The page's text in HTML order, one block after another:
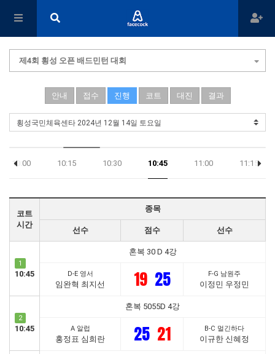
제4회 횡성 오픈 배드민턴 대회
안내 접수 진행 코트 대진 결과
10:00 10:15 10:30 10:45 11:00 11:15
코트
시간
종목
선수 점수 선수
1
10:45
혼복 30 D 4강
D-E 영서
임완혁 최지선 19 25 F-G 남원주
이정민 우정민
2
10:45
혼복 5055D 4강
A 알럽
홍정표 심희란 25 21 B-C 멀긴하다
이규한 신혜정